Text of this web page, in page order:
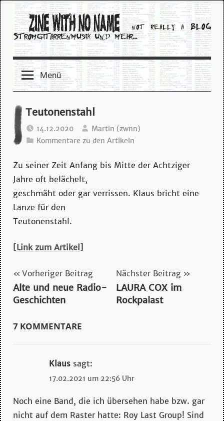
Zum
Inhalt
springen
zine
with
no
name
–
stromgitarrenmusik
und
mehr…
Menü
Teutonenstahl
14.12.2020
Martin (zwnn)
Kommentare zu den Artikeln
Zu seiner Zeit Anfang bis Mitte der Achtziger
Jahre oft belächelt,
geschmäht oder gar verrissen. Klaus bricht eine
Lanze für den
Teutonenstahl.
[Link zum Artikel]
80er
deutschland
Beitragsnavigation
Vorheriger Beitrag
Alte und neue Radio-
Geschichten
Nächster Beitrag
LAURA COX im
Rockpalast
7 KOMMENTARE
Klaus sagt:
17.02.2021 um 22:56 Uhr
Noch eine Band, die ich übersehen habe bzw. gar
nicht auf dem Raster hatte: Roy Last Group! Sind